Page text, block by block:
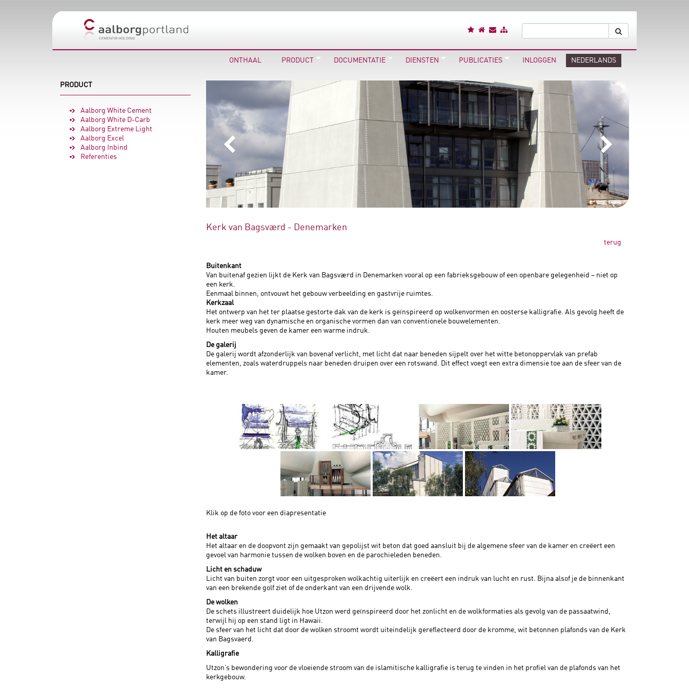
ONTHAAL PRODUCT DOCUMENTATIE DIENSTEN PUBLICATIES INLOGGEN NEDERLANDS
PRODUCT
Aalborg White Cement
Aalborg White D-Carb
Aalborg Extreme Light
Aalborg Excel
Aalborg Inbind
Referenties
Kerk van Bagsværd - Denemarken
terug
Buitenkant
Van buitenaf gezien lijkt de Kerk van Bagsværd in Denemarken vooral op een fabrieksgebouw of een openbare gelegenheid – niet op
een kerk.
Eenmaal binnen, ontvouwt het gebouw verbeelding en gastvrije ruimtes.
Kerkzaal
Het ontwerp van het ter plaatse gestorte dak van de kerk is geïnspireerd op wolkenvormen en oosterse kalligrafie. Als gevolg heeft de
kerk meer weg van dynamische en organische vormen dan van conventionele bouwelementen.
Houten meubels geven de kamer een warme indruk.
De galerij
De galerij wordt afzonderlijk van bovenaf verlicht, met licht dat naar beneden sijpelt over het witte betonoppervlak van prefab
elementen, zoals waterdruppels naar beneden druipen over een rotswand. Dit effect voegt een extra dimensie toe aan de sfeer van de
kamer.
Klik op de foto voor een diapresentatie
Het altaar
Het altaar en de doopvont zijn gemaakt van gepolijst wit beton dat goed aansluit bij de algemene sfeer van de kamer en creëert een
gevoel van harmonie tussen de wolken boven en de parochieleden beneden.
Licht en schaduw
Licht van buiten zorgt voor een uitgesproken wolkachtig uiterlijk en creëert een indruk van lucht en rust. Bijna alsof je de binnenkant
van een brekende golf ziet of de onderkant van een drijvende wolk.
De wolken
De schets illustreert duidelijk hoe Utzon werd geïnspireerd door het zonlicht en de wolkformaties als gevolg van de passaatwind,
terwijl hij op een stand ligt in Hawaii.
De sfeer van het licht dat door de wolken stroomt wordt uiteindelijk gereflecteerd door de kromme, wit betonnen plafonds van de Kerk
van Bagsvaerd.
Kalligrafie
Utzon’s bewondering voor de vloeiende stroom van de islamitische kalligrafie is terug te vinden in het profiel van de plafonds van het
kerkgebouw.